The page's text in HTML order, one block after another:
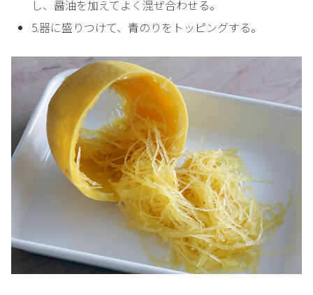
し、醤油を加えてよく混ぜ合わせる。
5.器に盛りつけて、青のりをトッピングする。